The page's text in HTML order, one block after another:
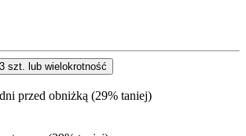
3 szt. lub wielokrotność
przed obniżką (29% taniej)